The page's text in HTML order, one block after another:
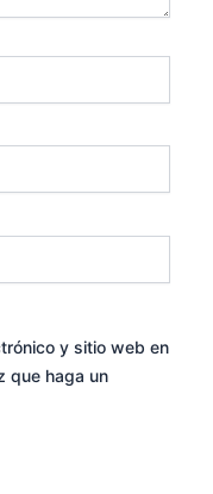
y sitio web en
que haga un